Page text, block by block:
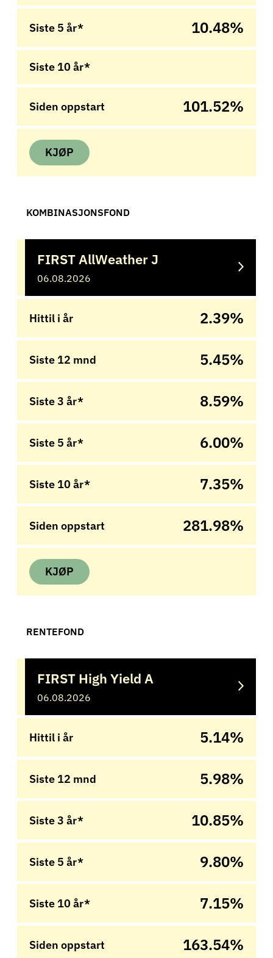
Siste 5 år* 10.48%
Siste 10 år*
Siden oppstart 101.52%
KJØP
KOMBINASJONSFOND
FIRST AllWeather J
06.08.2026
Hittil i år 2.39%
Siste 12 mnd 5.45%
Siste 3 år* 8.59%
Siste 5 år* 6.00%
Siste 10 år* 7.35%
Siden oppstart 281.98%
KJØP
RENTEFOND
FIRST High Yield A
06.08.2026
Hittil i år 5.14%
Siste 12 mnd 5.98%
Siste 3 år* 10.85%
Siste 5 år* 9.80%
Siste 10 år* 7.15%
Siden oppstart 163.54%